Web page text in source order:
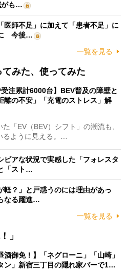
がも…
医師不足」に加えて「患者不足」に
に 今後…
一覧を見る
みた、使ってみた
受注累計6000台】BEV普及の障壁と
離の不安」「充電のストレス」解
「EV（BEV）シフト」の潮流も、
ように見える。…
ビアな状況で実感した「フォレスタ
「スト…
軽？」と戸惑うのには理由があっ
なる躍進…
一覧を見る
」
酒御免！】「ネグローニ」「山崎」
ン」新宿三丁目の隠れ家バーで1…